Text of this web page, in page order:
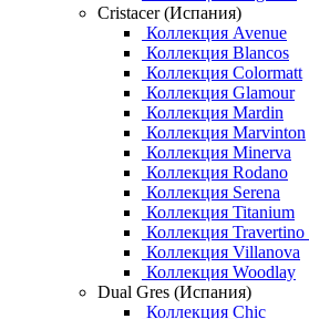
Cristacer (Испания)
Коллекция Avenue
Коллекция Blancos
Коллекция Colormatt
Коллекция Glamour
Коллекция Mardin
Коллекция Marvinton
Коллекция Minerva
Коллекция Rodano
Коллекция Serena
Коллекция Titanium
Коллекция Travertino
Коллекция Villanova
Коллекция Woodlay
Dual Gres (Испания)
Коллекция Chic